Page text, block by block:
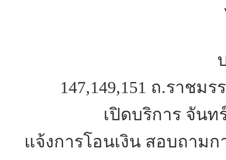
147,149,151 ถ.ราชม
เปิดบริการ จันท
แจ้งการโอนเงิน สอบถามก